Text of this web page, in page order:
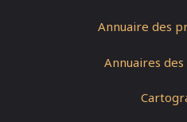
Annuaire des
Annuaires